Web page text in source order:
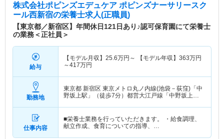
株式会社ポピンズエデュケア ポピンズナーサリースク
ール西新宿の栄養士求人(正職員)
【東京都／新宿区】年間休日121日あり♪認可保育園にて栄養士
の業務＜正社員＞
給与
【モデル月収】 25.6万円～ 【モデル年収】 363万円
～417万円
勤務地
東京都 新宿区 東京メトロ丸ノ内線(池袋－荻窪)「中
野坂上駅」（徒歩7分）都営大江戸線「中野坂上
仕事内容
■栄養士業務を行っていただきます。 ・給食調理、
献立作成、食育についての指導、…